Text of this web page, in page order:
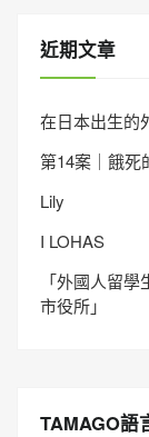
近期文章
在日本出生的
第14案｜餓死
Lily
I LOHAS
「外國人留
市役所」
TAMAGO語